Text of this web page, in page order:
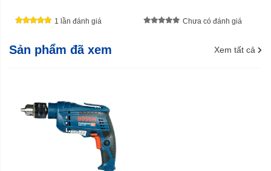
1 lần đánh giá Chưa có đánh giá
Sản phẩm đã xem Xem tất cả